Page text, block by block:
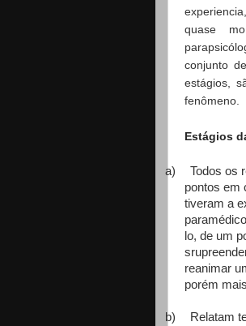
quase
conjunto
estágios,
fenômeno.
Estágios
a)
Todos os
pontos em
tiveram a
lo, de um
reanimar
porém
b)
Relatam